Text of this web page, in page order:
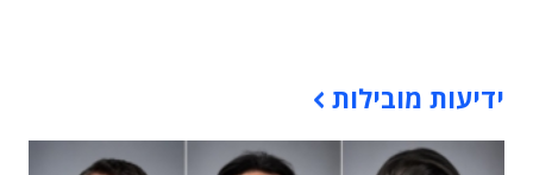
ידיעות מובילות